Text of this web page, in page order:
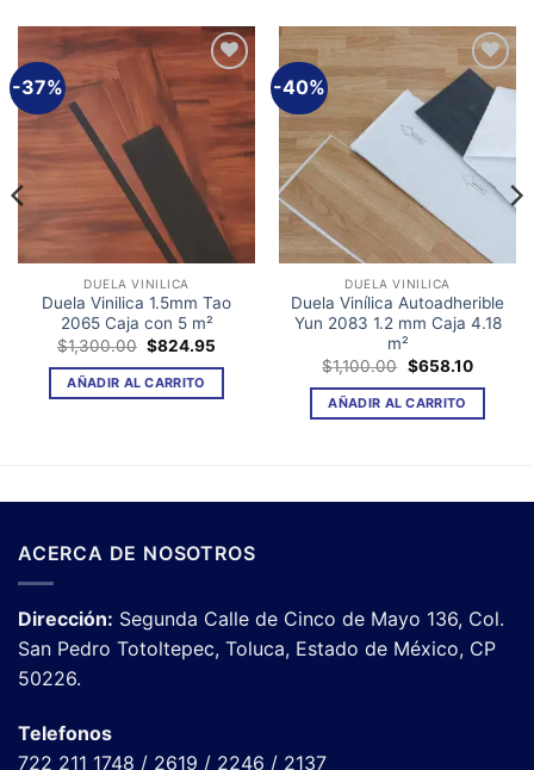
-37%
Añadir
a la
lista de
deseos
DUELA VINILICA
Duela Vinilica 1.5mm Tao
2065 Caja con 5 m²
$1,300.00 El
precio
original
era:
$824.95
actual
AÑADIR AL CARRITO
-40%
Añadir
a la
lista de
deseos
DUELA VINILICA
Duela Vinílica Autoadherible
Yun 2083 1.2 mm Caja 4.18
m²
$1,100.00 El
precio
original
era:
$658.10El
actual
AÑADIR AL CARRITO
ACERCA DE NOSOTROS
Dirección: Segunda Calle de Cinco de Mayo 136, Col.
San Pedro Totoltepec, Toluca, Estado de México, CP
50226.
Telefonos
722 211 1748 / 2619 / 2246 / 2137